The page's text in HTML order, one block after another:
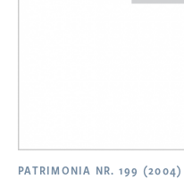
PATRIMONIA NR. 199 (2004)